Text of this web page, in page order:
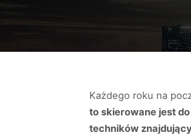
Każdego roku na
to skierowane jest
techników